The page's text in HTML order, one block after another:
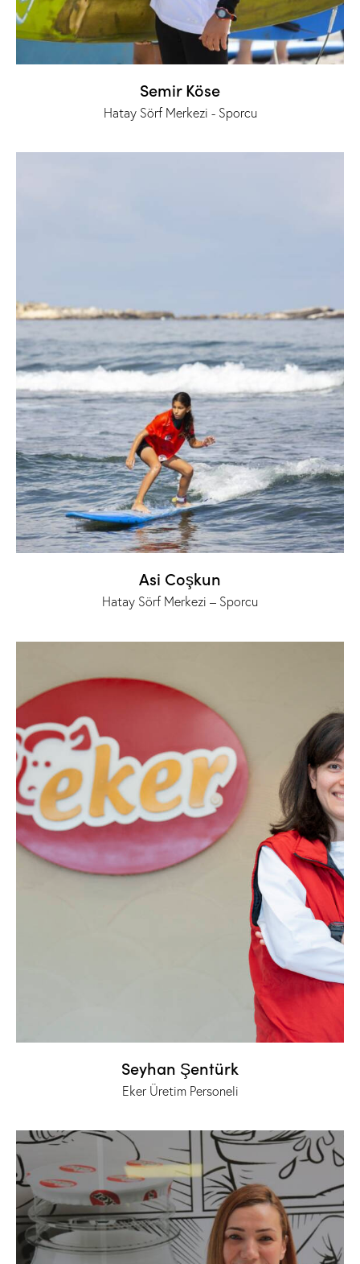
Semir Köse
Hatay Sörf Merkezi - Sporcu
Asi Coşkun
Hatay Sörf Merkezi – Sporcu
Seyhan Şentürk
Eker Üretim Personeli